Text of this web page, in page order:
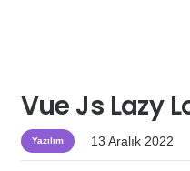
Vue Js Lazy
Yazılım 13 Aralık 2022